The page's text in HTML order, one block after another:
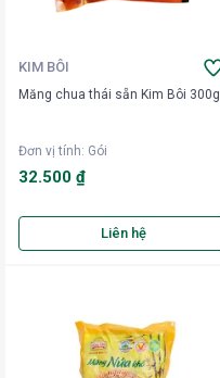
KIM BÔI
Măng chua thái sẵn Kim Bôi 300g
Đơn vị tính: Gói
32.500 ₫
Liên hệ